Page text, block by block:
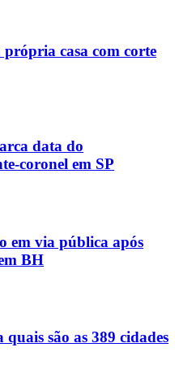
casa com corte
data do
coronel em SP
em via pública após
BH
são as 389 cidades